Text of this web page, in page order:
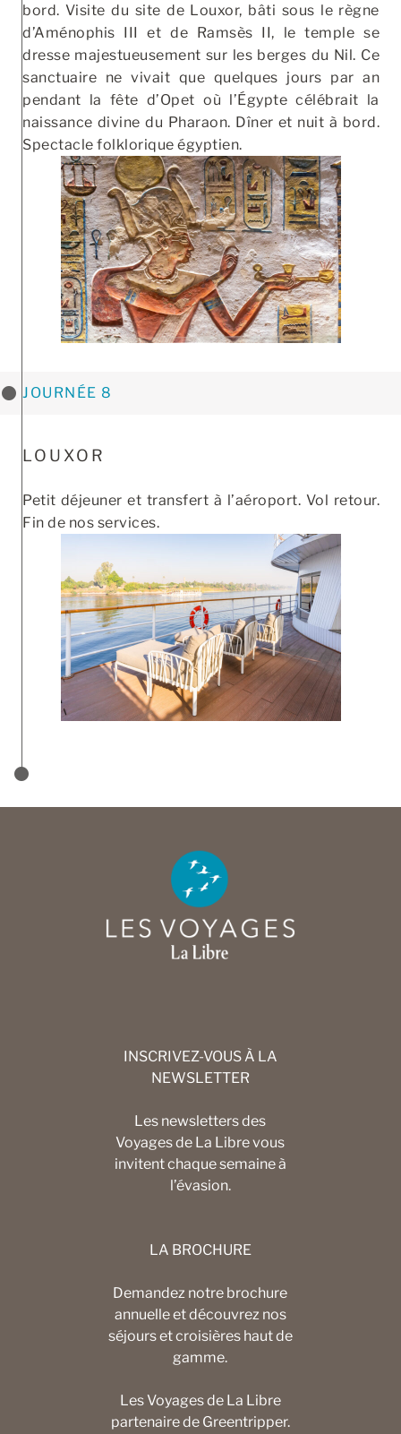
bord. Visite du site de Louxor, bâti sous le règne
d’Aménophis III et de Ramsès II, le temple se
dresse majestueusement sur les berges du Nil. Ce
sanctuaire ne vivait que quelques jours par an
pendant la fête d’Opet où l’Égypte célébrait la
naissance divine du Pharaon. Dîner et nuit à bord.
Spectacle folklorique égyptien.
JOURNÉE 8
LOUXOR
Petit déjeuner et transfert à l’aéroport. Vol retour.
Fin de nos services.
INSCRIVEZ-VOUS À LA
NEWSLETTER
Les newsletters des
Voyages de La Libre vous
invitent chaque semaine à
l’évasion.
LA BROCHURE
Demandez notre brochure
annuelle et découvrez nos
séjours et croisières haut de
gamme.
Les Voyages de La Libre
partenaire de Greentripper.